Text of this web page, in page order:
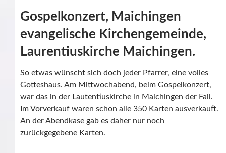
Gospelkonzert, Maichingen
evangelische Kirchengemeinde,
Laurentiuskirche Maichingen.
So etwas wünscht sich doch jeder Pfarrer, eine volles
Gotteshaus. Am Mittwochabend, beim Gospelkonzert,
war das in der Lautentiuskirche in Maichingen der Fall.
Im Vorverkauf waren schon alle 350 Karten ausverkauft.
An der Abendkase gab es daher nur noch
zurückgegebene Karten.